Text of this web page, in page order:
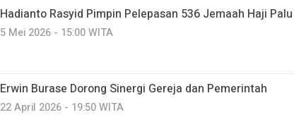
Hadianto Rasyid Pimpin Pelepasan 536 Jemaah Haji Palu
5 Mei 2026 - 15:00 WITA
Erwin Burase Dorong Sinergi Gereja dan Pemerintah
22 April 2026 - 19:50 WITA